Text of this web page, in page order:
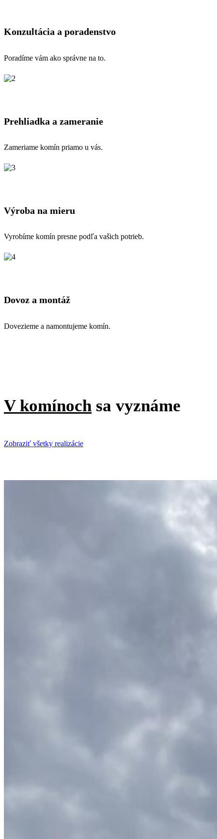
Konzultácia a poradenstvo
Poradíme vám ako správne na to.
Prehliadka a zameranie
Zameriame komín priamo u vás.
Výroba na mieru
Vyrobíme komín presne podľa vašich potrieb.
Dovoz a montáž
Dovezieme a namontujeme komín.
V komínoch sa vyznáme
Zobraziť všetky realizácie